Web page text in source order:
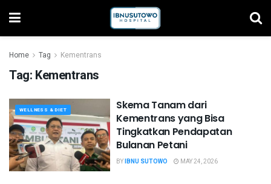
Home Tag Kementrans
Tag: Kementrans
WELLNESS & DIET
Skema Tanam dari
Kementrans yang Bisa
Tingkatkan Pendapatan
Bulanan Petani
BYIBNU SUTOWO MAY 24, 2026